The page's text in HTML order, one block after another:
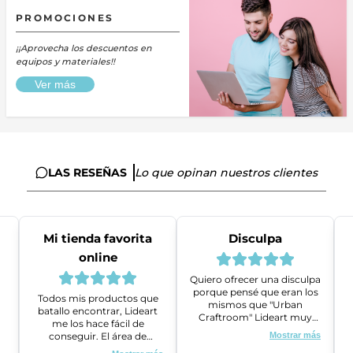
PROMOCIONES
¡¡Aprovecha los descuentos en
equipos y materiales!!
Ver más
LAS RESEÑAS Lo que opinan nuestros clientes
Mi tienda favorita
online
Todos mis productos que
batallo encontrar, Lideart
me los hace fácil de
conseguir. El área de
ventas es super amable y
Disculpa
Quiero ofrecer una disculpa
porque pensé que eran los
mismos que "Urban
Craftroom" Lideart muy
amables me ayudaron a
gestionar un problema que
Mostrar más